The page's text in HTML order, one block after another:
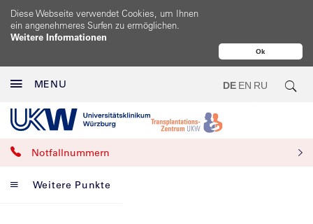
Ok
Diese Webseite verwendet Cookies, um Ihnen
ein angenehmeres Surfen zu ermöglichen.
Weitere Informationen
MENU DE EN RU
Notfallnummern
Weitere Punkte